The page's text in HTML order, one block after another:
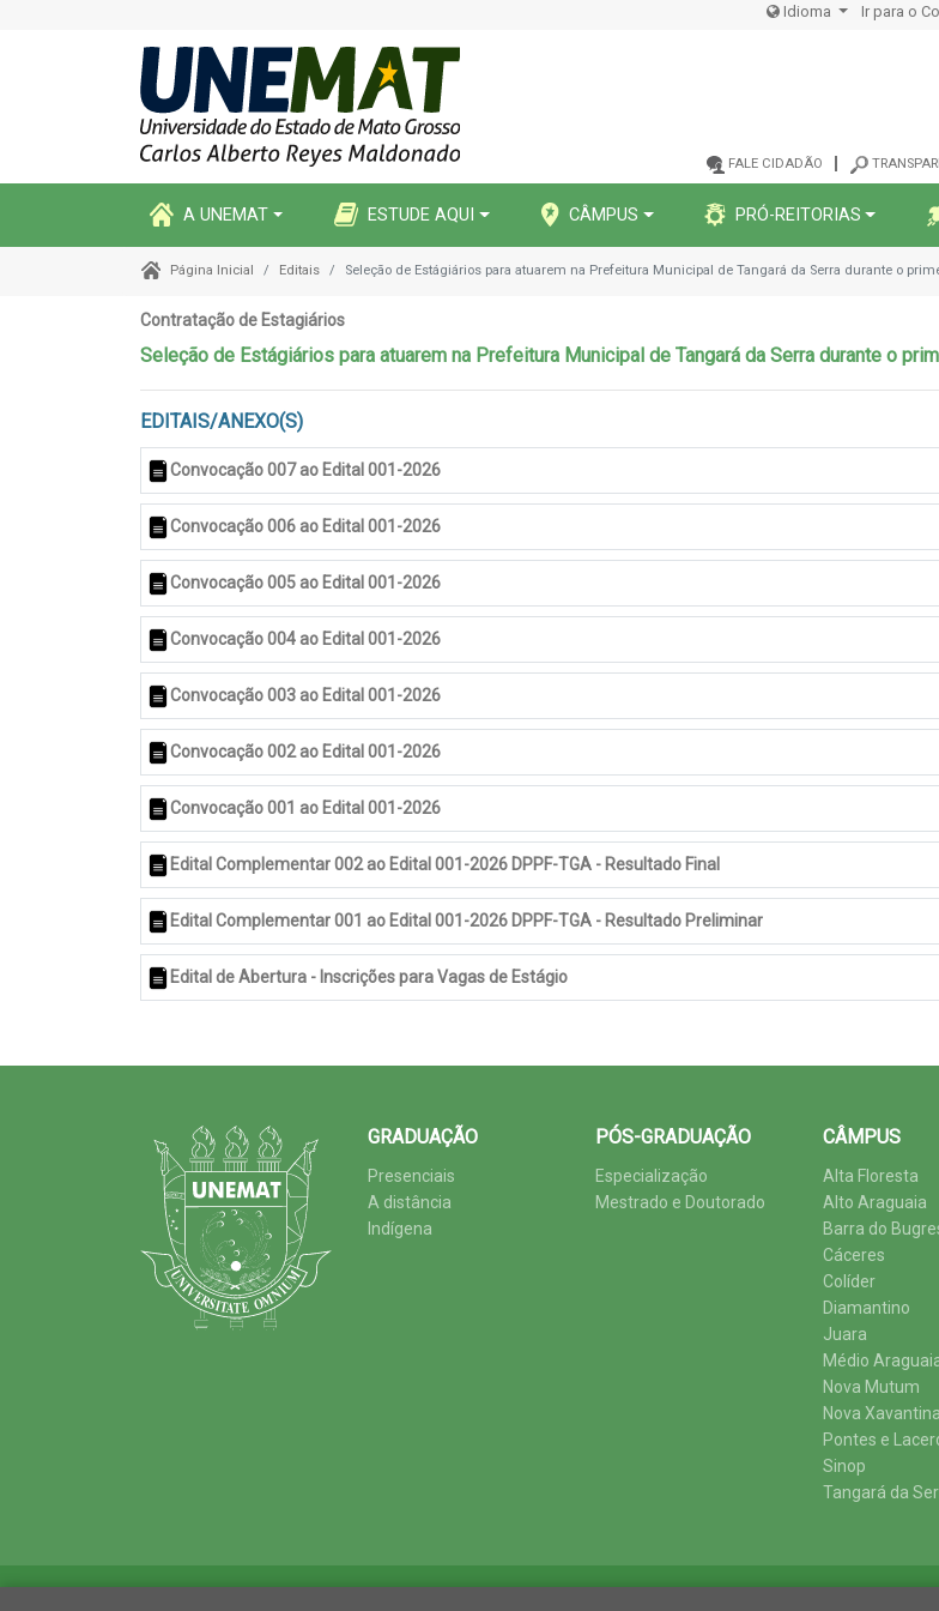
Idioma Ir para o
FALE CIDADÃO
A UNEMAT ESTUDE AQUI CÂMPUS PRÓ-REITORIAS
Página Inicial Editais Seleção de Estágiários para atuarem na Prefeitura Municipal de Tangará da Serra durante o
Contratação de Estagiários
Seleção de Estágiários para atuarem na Prefeitura Municipal de Tangará da Serra durante o
EDITAIS/ANEXO(S)
Convocação 007 ao Edital 001-2026
Convocação 006 ao Edital 001-2026
Convocação 005 ao Edital 001-2026
Convocação 004 ao Edital 001-2026
Convocação 003 ao Edital 001-2026
Convocação 002 ao Edital 001-2026
Convocação 001 ao Edital 001-2026
Edital Complementar 002 ao Edital 001-2026 DPPF-TGA - Resultado Final
Edital Complementar 001 ao Edital 001-2026 DPPF-TGA - Resultado Preliminar
Edital de Abertura - Inscrições para Vagas de Estágio
GRADUAÇÃO
Presenciais
A distância
Indígena
PÓS-GRADUAÇÃO
Especialização
Mestrado e Doutorado
CÂMPUS
Alta Floresta
Alto Araguaia
Barra do
Cáceres
Colíder
Diamantino
Juara
Médio
Nova Mutum
Nova Xavantina
Pontes e
Sinop
Tangará da